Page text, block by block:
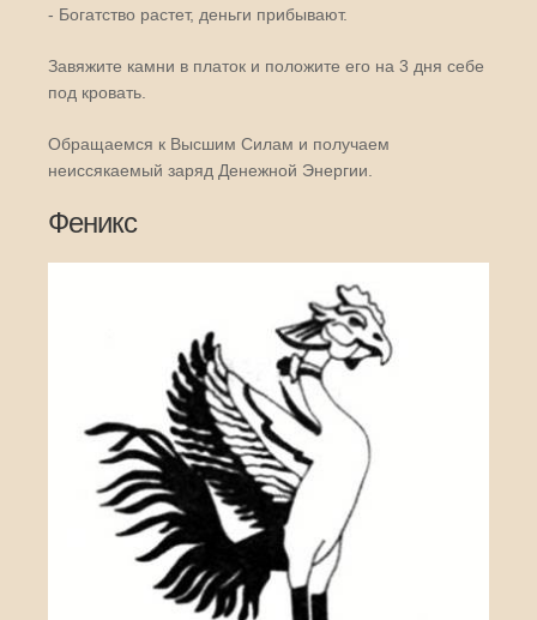
- Богатство растет, деньги прибывают.
Завяжите камни в платок и положите его на 3 дня себе
под кровать.
Обращаемся к Высшим Силам и получаем
неиссякаемый заряд Денежной Энергии.
Феникс